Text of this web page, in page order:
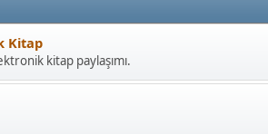
Kitap
kitap paylaşımı.